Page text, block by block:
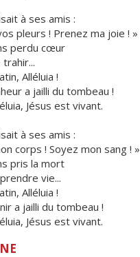
à ses amis :
pleurs ! Prenez ma joie ! »
perdu cœur
Alléluia !
a jailli du tombeau !
Jésus est vivant.
à ses amis :
corps ! Soyez mon sang ! »
pris la mort
vie...
Alléluia !
a jailli du tombeau !
Jésus est vivant.